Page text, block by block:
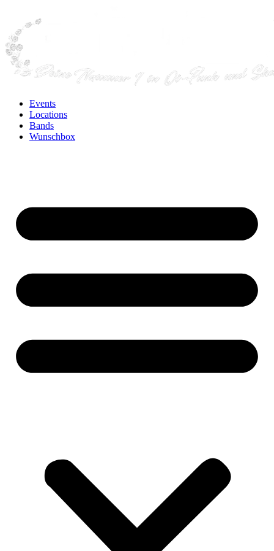
Events
Locations
Bands
Wunschbox